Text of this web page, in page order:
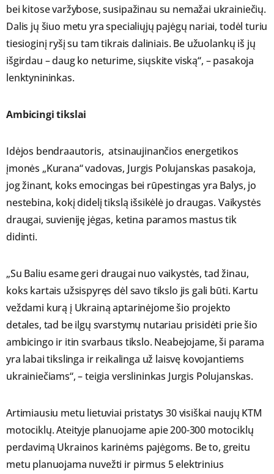
bei kitose varžybose, susipažinau su nemažai ukrainiečių.
Dalis jų šiuo metu yra specialiųjų pajėgų nariai, todėl turiu
tiesioginį ryšį su tam tikrais daliniais. Be užuolankų iš jų
išgirdau – daug ko neturime, siųskite viską“, – pasakoja
lenktynininkas.
Ambicingi tikslai
Idėjos bendraautoris, atsinaujinančios energetikos
įmonės „Kurana“ vadovas, Jurgis Polujanskas pasakoja,
jog žinant, koks emocingas bei rūpestingas yra Balys, jo
nestebina, kokį didelį tikslą išsikėlė jo draugas. Vaikystės
draugai, suvieniję jėgas, ketina paramos mastus tik
didinti.
„Su Baliu esame geri draugai nuo vaikystės, tad žinau,
koks kartais užsispyręs dėl savo tikslo jis gali būti. Kartu
veždami kurą į Ukrainą aptarinėjome šio projekto
detales, tad be ilgų svarstymų nutariau prisidėti prie šio
ambicingo ir itin svarbaus tikslo. Neabejojame, ši parama
yra labai tikslinga ir reikalinga už laisvę kovojantiems
ukrainiečiams“, – teigia verslininkas Jurgis Polujanskas.
Artimiausiu metu lietuviai pristatys 30 visiškai naujų KTM
motociklų. Ateityje planuojame apie 200-300 motociklų
perdavimą Ukrainos karinėms pajėgoms. Be to, greitu
metu planuojama nuvežti ir pirmus 5 elektrinius